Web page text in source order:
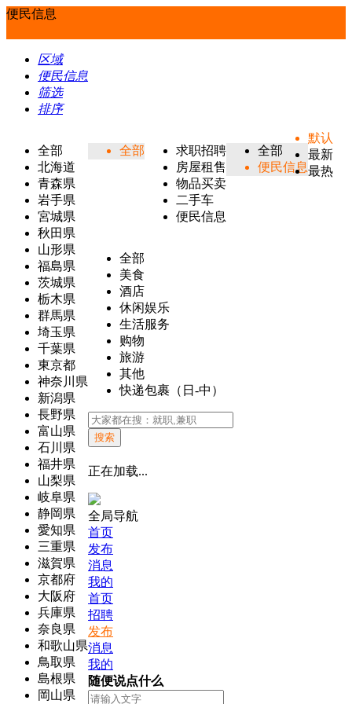
便民信息
区域
便民信息
筛选
排序
全部
北海道
青森県
岩手県
宮城県
秋田県
山形県
福島県
茨城県
栃木県
群馬県
埼玉県
千葉県
東京都
神奈川県
新潟県
長野県
富山県
石川県
福井県
山梨県
岐阜県
静岡県
愛知県
三重県
滋賀県
京都府
大阪府
兵庫県
奈良県
和歌山県
鳥取県
島根県
岡山県
全部
求职招聘
房屋租售
物品买卖
二手车
便民信息
全部
便民信息
全部
美食
酒店
休闲娱乐
生活服务
购物
旅游
其他
快递包裹（日-中）
默认
最新
最热
搜索
正在加载...
全局导航
首页
发布
消息
我的
首页
招聘
发布
消息
我的
随便说点什么